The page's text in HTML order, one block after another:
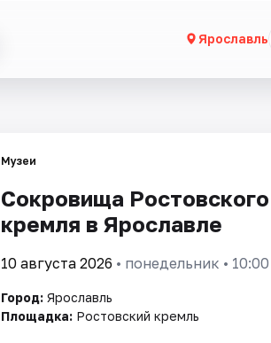
Ярославль
Музеи
Сокровища Ростовского
кремля в Ярославле
10 августа 2026 • понедельник • 10:00
Город: Ярославль
Площадка: Ростовский кремль